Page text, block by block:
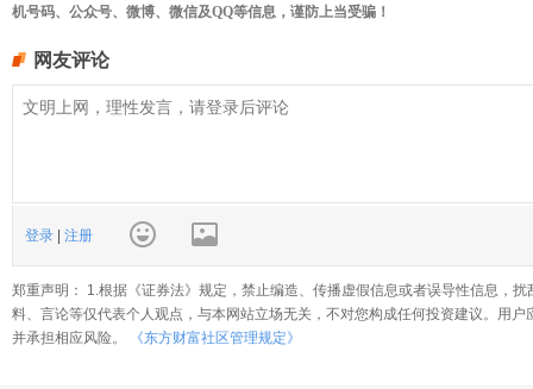
机号码、公众号、微博、微信及QQ等信息，谨防上当受骗！
网友评论
登录 注册
郑重声明： 1.根据《证券法》规定，禁止编造、传播虚假信息或者误导性信息，
料、言论等仅代表个人观点，与本网站立场无关，不对您构成任何投资建议。用
并承担相应风险。
《东方财富社区管理规定》